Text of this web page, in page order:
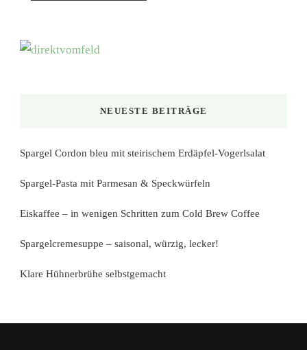
NEUESTE BEITRÄGE
Spargel Cordon bleu mit steirischem Erdäpfel-Vogerlsalat
Spargel-Pasta mit Parmesan & Speckwürfeln
Eiskaffee – in wenigen Schritten zum Cold Brew Coffee
Spargelcremesuppe – saisonal, würzig, lecker!
Klare Hühnerbrühe selbstgemacht